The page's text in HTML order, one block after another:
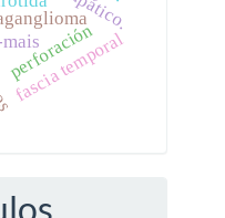
perforación
fascia temporal